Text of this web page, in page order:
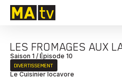
LES FROMAGES AUX
Saison 1 / Épisode 10
DIVERTISSEMENT
Le Cuisinier locavore